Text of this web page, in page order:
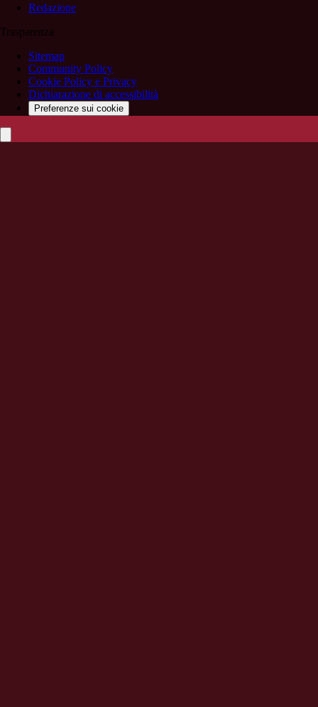
Redazione
Trasparenza
Sitemap
Community Policy
Cookie Policy e Privacy
Dichiarazione di accessibilità
Preferenze sui cookie